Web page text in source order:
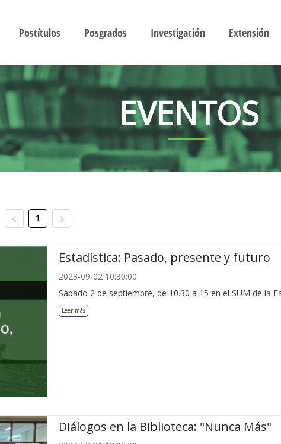
Postítulos Posgrados Investigación Extensión
EVENTOS
1
Estadística: Pasado, presente y futuro
2023-09-02 10:30:00
Sábado 2 de septiembre, de 10.30 a 15 en el SUM de la
Leer más
Diálogos en la Biblioteca: "Nunca Más"